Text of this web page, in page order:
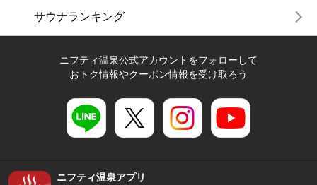
サウナランキング
ニフティ温泉公式アカウントをフォローして
おトク情報やクーポン情報を受け取ろう
ニフティ温泉アプリ